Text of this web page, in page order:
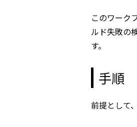
このワーク
ルド失敗の
す。
手順
前提として